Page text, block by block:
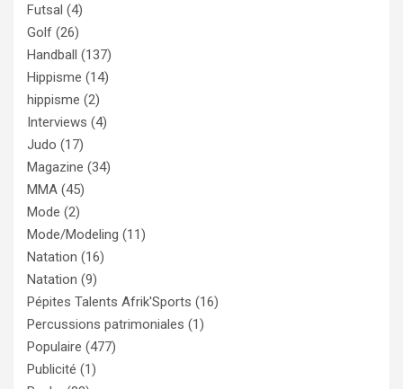
Futsal (4)
Golf (26)
Handball (137)
Hippisme (14)
hippisme (2)
Interviews (4)
Judo (17)
Magazine (34)
MMA (45)
Mode (2)
Mode/Modeling (11)
Natation (16)
Natation (9)
Pépites Talents Afrik'Sports (16)
Percussions patrimoniales (1)
Populaire (477)
Publicité (1)